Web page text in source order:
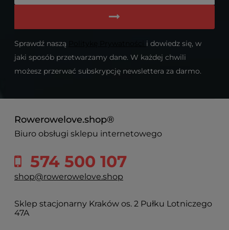
Sprawdź naszą
i dowiedz się, w
jaki sposób przetwarzamy dane. W każdej chwili
możesz przerwać subskrypcję newslettera za darmo.
Rowerowelove.shop®
Biuro obsługi sklepu internetowego
574 500 107
shop@rowerowelove.shop
Sklep stacjonarny Kraków os. 2 Pułku Lotniczego
47A